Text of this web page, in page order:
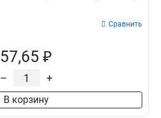
Сравнить
57,65 ₽
– +
В корзину